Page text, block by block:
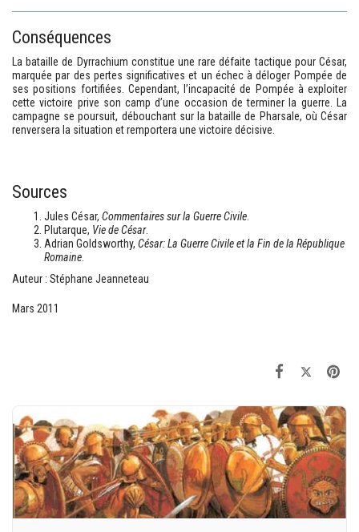
Conséquences
La bataille de Dyrrachium constitue une rare défaite tactique pour César,
marquée par des pertes significatives et un échec à déloger Pompée de
ses positions fortifiées. Cependant, l’incapacité de Pompée à exploiter
cette victoire prive son camp d’une occasion de terminer la guerre. La
campagne se poursuit, débouchant sur la bataille de Pharsale, où César
renversera la situation et remportera une victoire décisive.
Sources
Jules César, Commentaires sur la Guerre Civile.
Plutarque, Vie de César.
Adrian Goldsworthy, César: La Guerre Civile et la Fin de la République
Romaine.
Auteur : Stéphane Jeanneteau
Mars 2011